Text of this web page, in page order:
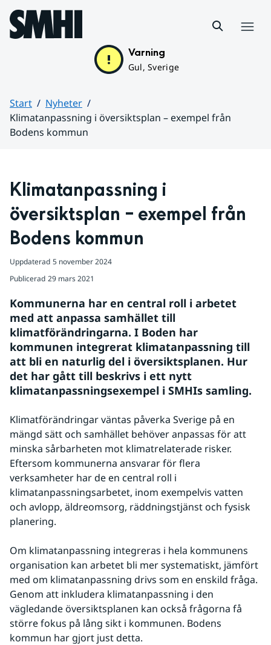
Hoppa till sidans innehåll
Varning
Gul, Sverige
Start
Nyheter
Klimatanpassning i översiktsplan – exempel från
Bodens kommun
Klimatanpassning i
översiktsplan – exempel från
Bodens kommun
Uppdaterad 5 november 2024
Publicerad 29 mars 2021
Kommunerna har en central roll i arbetet
med att anpassa samhället till
klimatförändringarna. I Boden har
kommunen integrerat klimatanpassning till
att bli en naturlig del i översiktsplanen. Hur
det har gått till beskrivs i ett nytt
klimatanpassningsexempel i SMHIs samling.
Klimatförändringar väntas påverka Sverige på en
mängd sätt och samhället behöver anpassas för att
minska sårbarheten mot klimatrelaterade risker.
Eftersom kommunerna ansvarar för flera
verksamheter har de en central roll i
klimatanpassningsarbetet, inom exempelvis vatten
och avlopp, äldreomsorg, räddningstjänst och fysisk
planering.
Om klimatanpassning integreras i hela kommunens
organisation kan arbetet bli mer systematiskt, jämfört
med om klimatanpassning drivs som en enskild fråga.
Genom att inkludera klimatanpassning i den
vägledande översiktsplanen kan också frågorna få
större fokus på lång sikt i kommunen. Bodens
kommun har gjort just detta.